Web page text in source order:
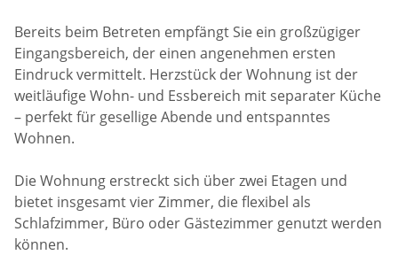
Bereits beim Betreten empfängt Sie ein großzügiger
Eingangsbereich, der einen angenehmen ersten
Eindruck vermittelt. Herzstück der Wohnung ist der
weitläufige Wohn- und Essbereich mit separater Küche
– perfekt für gesellige Abende und entspanntes
Wohnen.
Die Wohnung erstreckt sich über zwei Etagen und
bietet insgesamt vier Zimmer, die flexibel als
Schlafzimmer, Büro oder Gästezimmer genutzt werden
können.